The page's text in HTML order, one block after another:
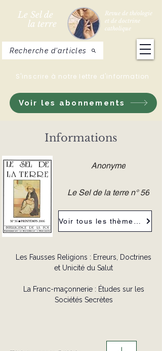
Le Sel de
la terre
Revue de théologie
et de doctrine
catholique
Voir les abonnements
S'inscrire à notre lettre d'information
Recherche d'articles
Informations
Anonyme
Le Sel de la terre n° 56
Les Fausses Religions : Erreurs, Doctrines
et Unicité du Salut
La Franc-maçonnerie : Études sur les
Sociétés Secrètes